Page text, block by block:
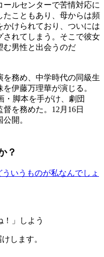
ルセンターで苦情対応に
こともあり、母からは頻
けられており、ついには
れてしまう。そこで彼女
む男性と出会うのだ
務め、中学時代の同級生
伊藤万理華が演じる。
・脚本を手がけ、劇団
を務めた。12月16日
開。
？
いうものが私なんでしょ
！」しよう
します。